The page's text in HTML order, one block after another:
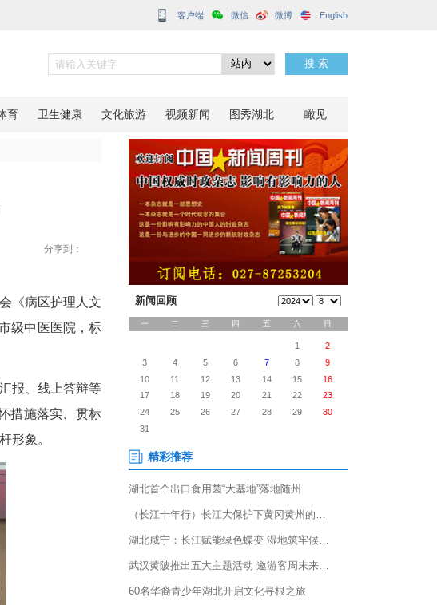
国家级称号
通过中国生命关怀协会《病区护理人文
省首批获此殊荣的地市级中医医院，标
过材料初审、专题汇报、线上答辩等
、关怀培训考核、关怀措施落实、贯标
色人文护理服务的标杆形象。